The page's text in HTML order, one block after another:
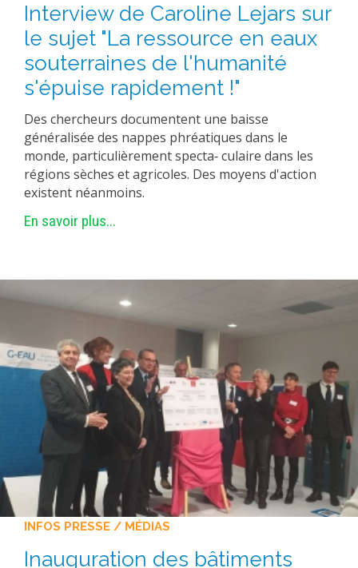
Interview de Caroline Lejars sur
le sujet "La ressource en eaux
souterraines de l'humanité
s'épuise rapidement !"
Des chercheurs documentent une baisse
généralisée des nappes phréatiques dans le
monde, particulièrement specta‐ culaire dans les
régions sèches et agricoles. Des moyens d'action
existent néanmoins.
En savoir plus...
INFOS PRESSE / MÉDIAS
Inauguration des bâtiments